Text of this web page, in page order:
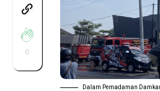
0
Dalam Pemadaman